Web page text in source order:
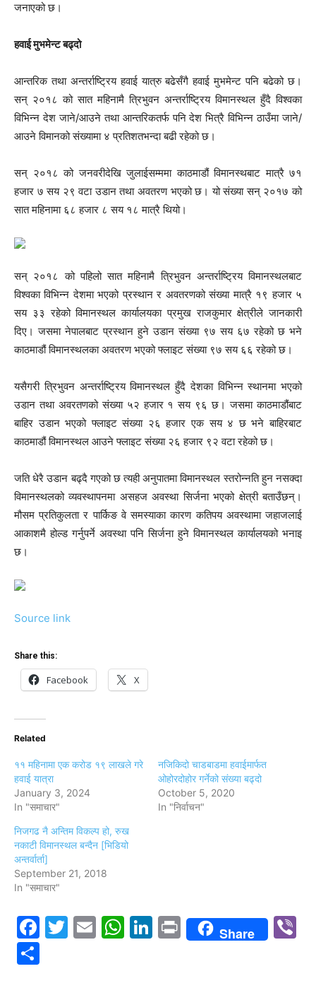
जनाएको छ।
हवाई मुभमेन्ट बढ्दो
आन्तरिक तथा अन्तर्राष्ट्रिय हवाई यात्रु बढेसँगै हवाई मुभमेन्ट पनि बढेको छ।
सन् २०१८ को सात महिनामै त्रिभुवन अन्तर्राष्ट्रिय विमानस्थल हुँदै विश्वका
विभिन्न देश जाने/आउने तथा आन्तरिकतर्फ पनि देश भित्रै विभिन्न ठाउँमा जाने/
आउने विमानको संख्यामा ४ प्रतिशतभन्दा बढी रहेको छ।
सन् २०१८ को जनवरीदेखि जुलाईसम्ममा काठमाडौं विमानस्थबाट मात्रै ७१
हजार ७ सय २९ वटा उडान तथा अवतरण भएको छ। यो संख्या सन् २०१७ को
सात महिनामा ६८ हजार ८ सय १८ मात्रै थियो।
सन् २०१८ को पहिलो सात महिनामै त्रिभुवन अन्तर्राष्ट्रिय विमानस्थलबाट
विश्वका विभिन्न देशमा भएको प्रस्थान र अवतरणको संख्या मात्रै १९ हजार ५
सय ३३ रहेको विमानस्थल कार्यालयका प्रमुख राजकुमार क्षेत्रीले जानकारी
दिए। जसमा नेपालबाट प्रस्थान हुने उडान संख्या ९७ सय ६७ रहेको छ भने
काठमाडौं विमानस्थलका अवतरण भएको फ्लाइट संख्या ९७ सय ६६ रहेको छ।
यसैगरी त्रिभुवन अन्तर्राष्ट्रिय विमानस्थल हुँदै देशका विभिन्न स्थानमा भएको
उडान तथा अवरतणको संख्या ५२ हजार १ सय ९६ छ। जसमा काठमाडौंबाट
बाहिर उडान भएको फ्लाइट संख्या २६ हजार एक सय ४ छ भने बाहिरबाट
काठमाडौं विमानस्थल आउने फ्लाइट संख्या २६ हजार ९२ वटा रहेको छ।
जति धेरै उडान बढ्दै गएको छ त्यही अनुपातमा विमानस्थल स्तरोन्नति हुन नसक्दा
विमानस्थलको व्यवस्थापनमा असहज अवस्था सिर्जना भएको क्षेत्री बताउँछन्।
मौसम प्रतिकुलता र पार्किङ वे समस्याका कारण कतिपय अवस्थामा जहाजलाई
आकाशमै होल्ड गर्नुपर्ने अवस्था पनि सिर्जना हुने विमानस्थल कार्यालयको भनाइ
छ।
Source link
Share this:
Facebook X
Related
११ महिनामा एक करोड १९ लाखले गरे
हवाई यात्रा
January 3, 2024
In "समाचार"
नजिकिदो चाडबाडमा हवाईमार्फत
ओहोरदोहोर गर्नेको संख्या बढ्दो
October 5, 2020
In "निर्वाचन"
निजगढ नै अन्तिम विकल्प हो, रुख
नकाटी विमानस्थल बन्दैन [भिडियो
अन्तर्वार्ता]
September 21, 2018
In "समाचार"
Facebook
Twitter
EmailWhatsApp
LinkedIn
PrintShare